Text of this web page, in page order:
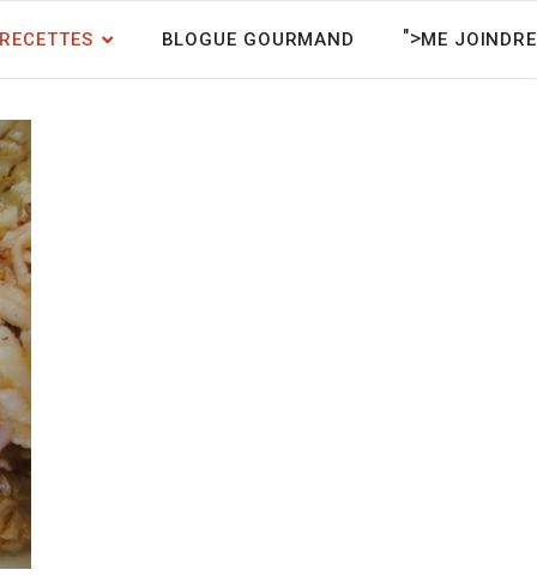
RECETTES BLOGUE GOURMAND ">ME JOINDRE